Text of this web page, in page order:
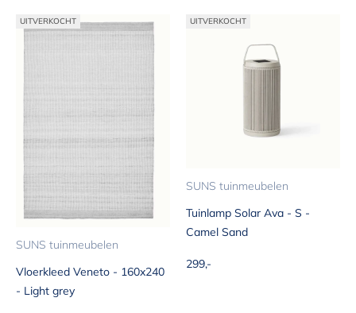
UITVERKOCHT
SUNS tuinmeubelen
Vloerkleed Veneto - 160x240
- Light grey
UITVERKOCHT
SUNS tuinmeubelen
Tuinlamp Solar Ava - S -
Camel Sand
Aanbiedingsprijs
299,-